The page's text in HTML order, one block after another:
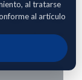
de
datos permiten
territorial del
al tratarse
al artículo